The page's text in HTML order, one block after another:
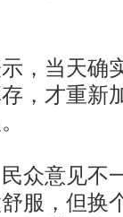
当天确
，才重新
意见不
服，但换